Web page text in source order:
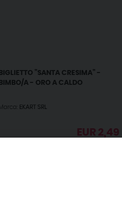
BIGLIETTO ”SANTA CRESIMA” -
BIMBO/A - ORO A CALDO
Marca: EKART SRL
EUR 2,49